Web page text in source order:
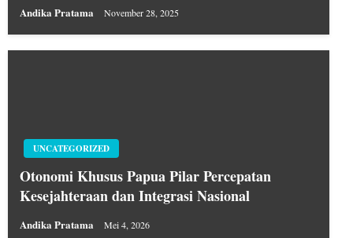
Andika Pratama November 28, 2025
UNCATEGORIZED
Otonomi Khusus Papua Pilar Percepatan
Kesejahteraan dan Integrasi Nasional
Andika Pratama Mei 4, 2026